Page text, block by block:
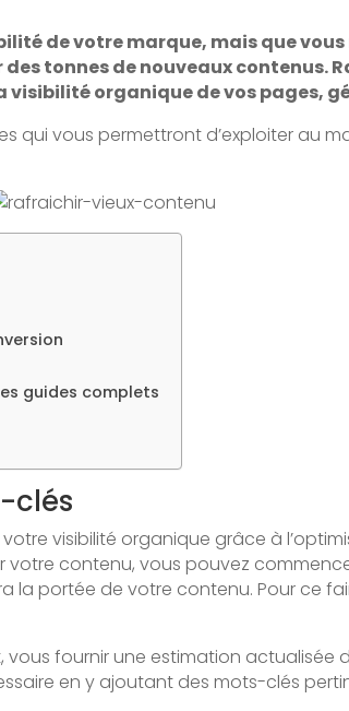
de votre marque, mais que
des tonnes de nouveaux
organique de vos pages,
qui vous permettront d’exploiter au
guides complets
clés
visibilité organique grâce à
contenu, vous pouvez
la portée de votre contenu. Pour ce
fournir une estimation actualisée
en y ajoutant des mots-clés